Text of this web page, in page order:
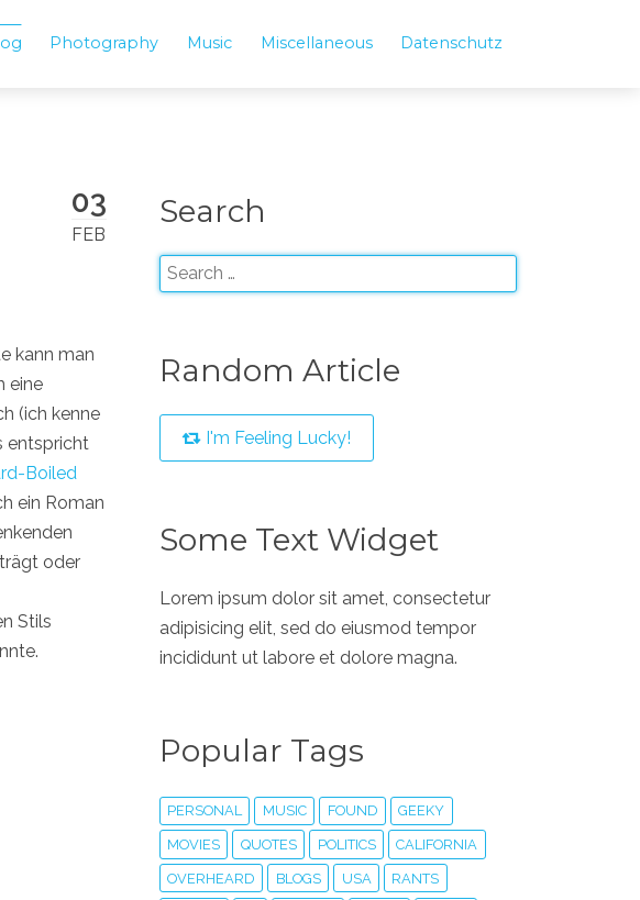
Photography Music Miscellaneous Datenschutz
03
FEB
kann man
eine
(ich kenne
entspricht
Boiled
ein Roman
oder
Stils
Search
Random Article
I'm Feeling Lucky!
Some Text Widget
Lorem ipsum dolor sit amet, consectetur
adipisicing elit, sed do eiusmod tempor
incididunt ut labore et dolore magna.
Popular Tags
PERSONAL MUSIC FOUND GEEKY
MOVIES QUOTES POLITICS CALIFORNIA
OVERHEARD BLOGS USA RANTS